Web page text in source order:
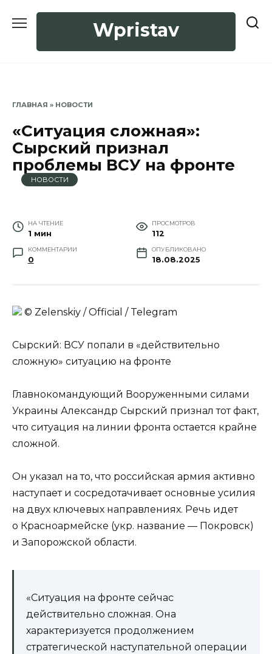
Wpristav
ГЛАВНАЯ » НОВОСТИ
«Ситуация сложная»:
Сырский признал
проблемы ВСУ на фронте
НОВОСТИ
НА ЧТЕНИЕ
1 мин
ПРОСМОТРОВ
112
КОММЕНТАРИИ
0
ОПУБЛИКОВАНО
18.08.2025
© Zеlеnskiу / Оfficiаl / Telegram
Сырский: ВСУ попали в «действительно
сложную» ситуацию на фронте
Главнокомандующий Вооруженными силами
Украины Александр Сырский признал тот факт,
что ситуация на линии фронта остается крайне
сложной.
Он указал на то, что российская армия активно
наступает и сосредотачивает основные усилия
на двух ключевых направлениях. Речь идет
о Красноармейске (укр. название — Покровск)
и Запорожской области.
«Ситуация на фронте сейчас
действительно сложная. Она
характеризуется продолжением
стратегической наступательной операции